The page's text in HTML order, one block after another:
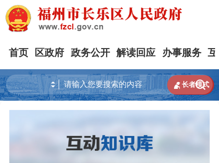
首页 区政府 政务公开 解读回应 办事服务

 长者模式